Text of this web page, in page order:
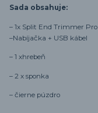
Sada obsahuje:
– 1x Split End Trimmer Pro
–Nabíjačka + USB kábel
– 1 xhrebeň
– 2 x sponka
– čierne púzdro